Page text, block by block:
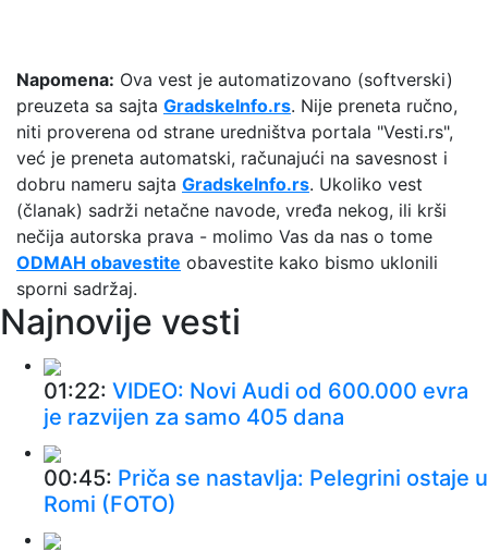
Napomena: Ova vest je automatizovano (softverski)
preuzeta sa sajta GradskeInfo.rs. Nije preneta ručno,
niti proverena od strane uredništva portala "Vesti.rs",
već je preneta automatski, računajući na savesnost i
dobru nameru sajta GradskeInfo.rs. Ukoliko vest
(članak) sadrži netačne navode, vređa nekog, ili krši
nečija autorska prava - molimo Vas da nas o tome
ODMAH obavestite obavestite kako bismo uklonili
sporni sadržaj.
Najnovije vesti
01:22: VIDEO: Novi Audi od 600.000 evra
je razvijen za samo 405 dana
00:45: Priča se nastavlja: Pelegrini ostaje u
Romi (FOTO)